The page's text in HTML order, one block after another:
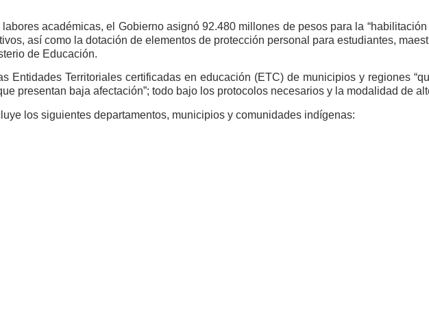
académicas, el Gobierno asignó 92.480 millones de pesos para la
así como la dotación de elementos de protección personal para estudiantes,
de Educación.
Entidades Territoriales certificadas en educación (ETC) de municipios y regiones
presentan baja afectación”; todo bajo los protocolos necesarios y la modalidad de
los siguientes departamentos, municipios y comunidades indígenas: